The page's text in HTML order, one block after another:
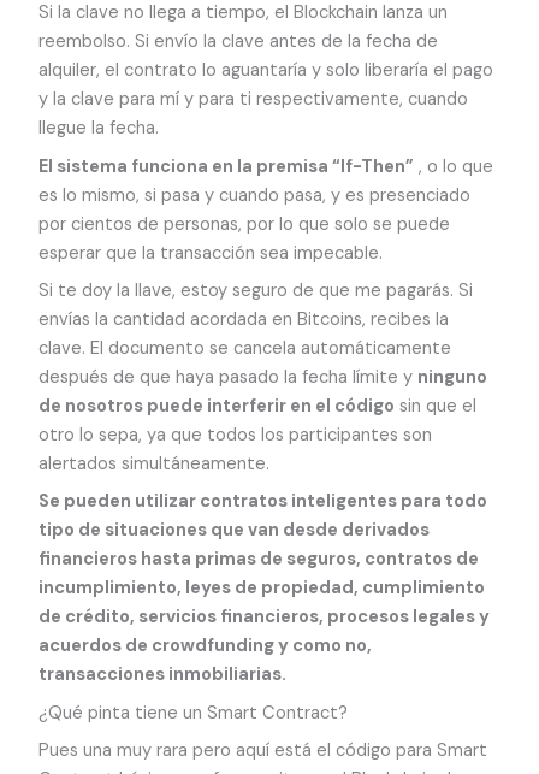
Si la clave no llega a tiempo, el Blockchain lanza un
reembolso. Si envío la clave antes de la fecha de
alquiler, el contrato lo aguantaría y solo liberaría el pago
y la clave para mí y para ti respectivamente, cuando
llegue la fecha.
El sistema funciona en la premisa “If-Then” , o lo que
es lo mismo, si pasa y cuando pasa, y es presenciado
por cientos de personas, por lo que solo se puede
esperar que la transacción sea impecable.
Si te doy la llave, estoy seguro de que me pagarás. Si
envías la cantidad acordada en Bitcoins, recibes la
clave. El documento se cancela automáticamente
después de que haya pasado la fecha límite y ninguno
de nosotros puede interferir en el código sin que el
otro lo sepa, ya que todos los participantes son
alertados simultáneamente.
Se pueden utilizar contratos inteligentes para todo
tipo de situaciones que van desde derivados
financieros hasta primas de seguros, contratos de
incumplimiento, leyes de propiedad, cumplimiento
de crédito, servicios financieros, procesos legales y
acuerdos de crowdfunding y como no,
transacciones inmobiliarias.
¿Qué pinta tiene un Smart Contract?
Pues una muy rara pero aquí está el código para Smart